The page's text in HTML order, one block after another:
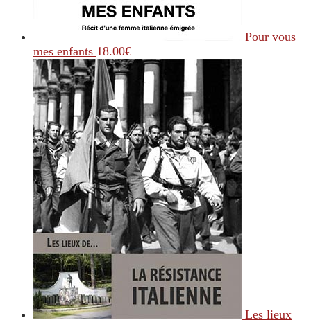
Pour vous
mes enfants 18.00€
Les lieux